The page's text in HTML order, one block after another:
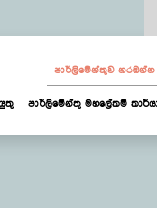
පාර්ලි‌මේන්තුව නරඹන්න
පාර්ලිමේන්තු මහලේකම්